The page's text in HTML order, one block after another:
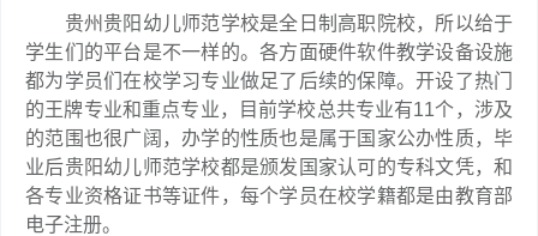
贵州贵阳幼儿师范学校是全日制高职院校，所以给于
学生们的平台是不一样的。各方面硬件软件教学设备设施
都为学员们在校学习专业做足了后续的保障。开设了热门
的王牌专业和重点专业，目前学校总共专业有11个，涉及
的范围也很广阔，办学的性质也是属于国家公办性质，毕
业后贵阳幼儿师范学校都是颁发国家认可的专科文凭，和
各专业资格证书等证件，每个学员在校学籍都是由教育部
电子注册。